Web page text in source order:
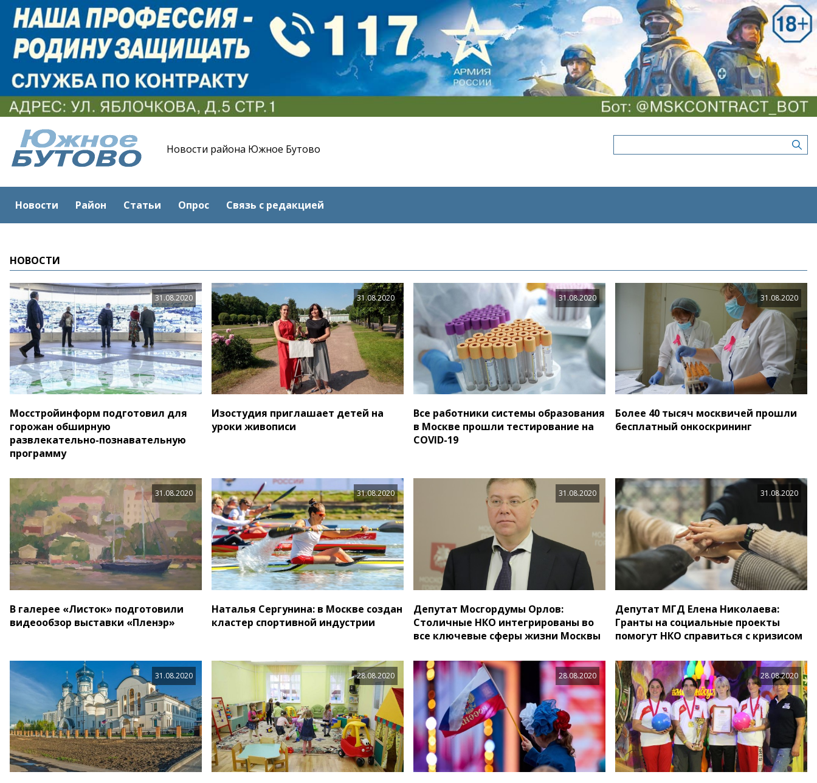
Новости района Южное Бутово
Новости Район Статьи Опрос Связь с редакцией
НОВОСТИ
31.08.2020
Мосстройинформ подготовил для
горожан обширную
развлекательно-познавательную
программу
31.08.2020
Изостудия приглашает детей на
уроки живописи
31.08.2020
Все работники системы образования
в Москве прошли тестирование на
COVID-19
31.08.2020
Более 40 тысяч москвичей прошли
бесплатный онкоскрининг
31.08.2020
В галерее «Листок» подготовили
видеообзор выставки «Пленэр»
31.08.2020
Наталья Сергунина: в Москве создан
кластер спортивной индустрии
31.08.2020
Депутат Мосгордумы Орлов:
Столичные НКО интегрированы во
все ключевые сферы жизни Москвы
31.08.2020
Депутат МГД Елена Николаева:
Гранты на социальные проекты
помогут НКО справиться с кризисом
31.08.2020 28.08.2020 28.08.2020 28.08.2020